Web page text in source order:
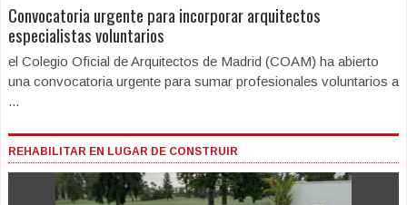
Convocatoria urgente para incorporar arquitectos
especialistas voluntarios
el Colegio Oficial de Arquitectos de Madrid (COAM) ha abierto
una convocatoria urgente para sumar profesionales voluntarios a
...
REHABILITAR EN LUGAR DE CONSTRUIR